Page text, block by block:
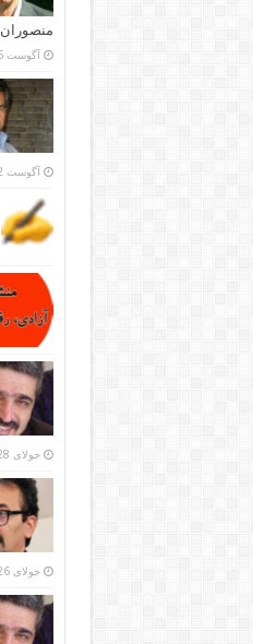
منصوران
آگوست 6, 2026
آگوست 2, 2026
جولای 28, 2026
جولای 26, 2026